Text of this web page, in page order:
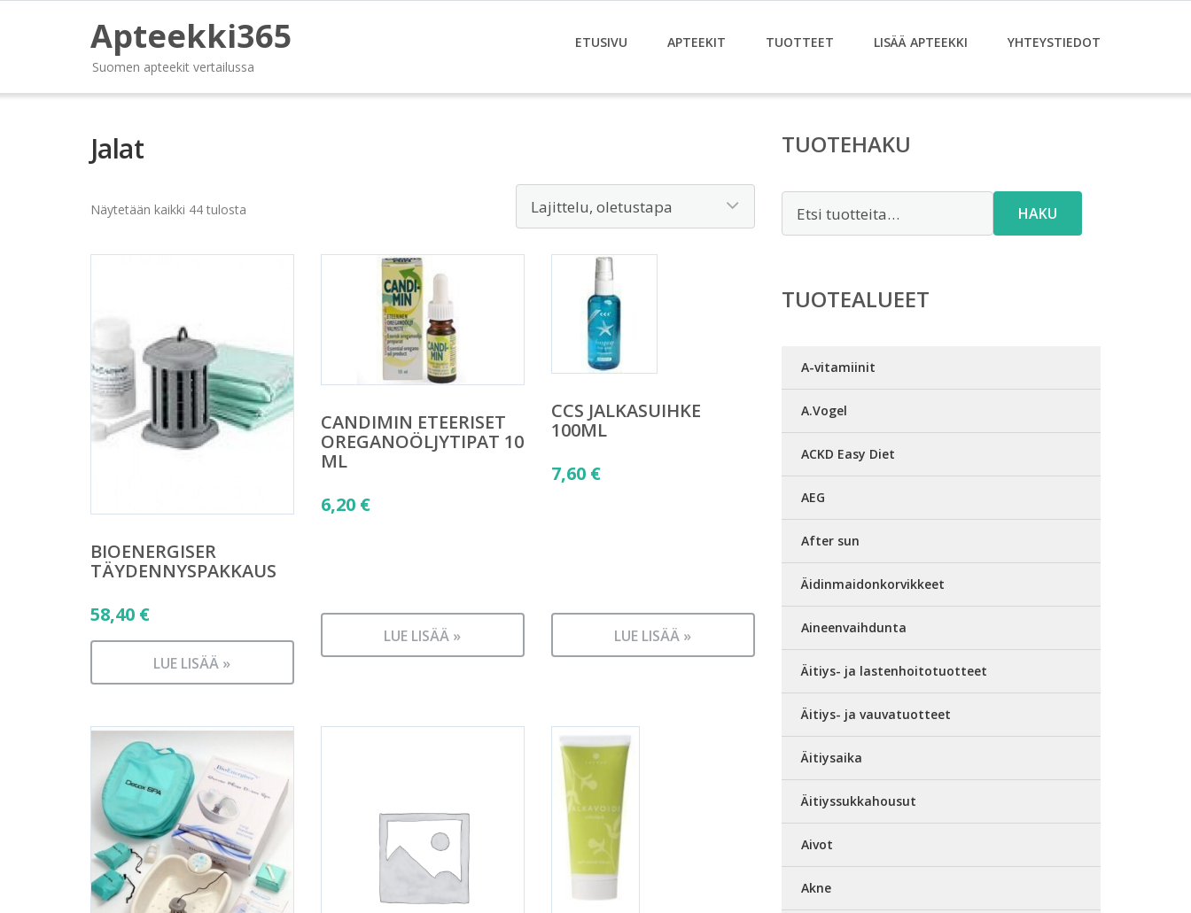
Apteekki365
Suomen apteekit vertailussa
ETUSIVU APTEEKIT TUOTTEET LISÄÄ APTEEKKI YHTEYSTIEDOT
Jalat
Näytetään kaikki 44 tulosta
BIOENERGISER
TÄYDENNYSPAKKAUS
58,40 €
LUE LISÄÄ »
CANDIMIN ETEERISET
OREGANOÖLJYTIPAT 10
ML
6,20 €
LUE LISÄÄ »
CCS JALKASUIHKE
100ML
7,60 €
LUE LISÄÄ »
TUOTEHAKU
HAKU
TUOTEALUEET
A-vitamiinit
A.Vogel
ACKD Easy Diet
AEG
After sun
Äidinmaidonkorvikkeet
Aineenvaihdunta
Äitiys- ja lastenhoitotuotteet
Äitiys- ja vauvatuotteet
Äitiysaika
Äitiyssukkahousut
Aivot
Akne